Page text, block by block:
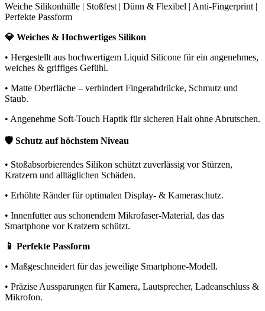
Weiche Silikonhülle | Stoßfest | Dünn & Flexibel | Anti-Fingerprint |
Perfekte Passform
💎 Weiches & Hochwertiges Silikon
• Hergestellt aus hochwertigem Liquid Silicone für ein angenehmes,
weiches & griffiges Gefühl.
• Matte Oberfläche – verhindert Fingerabdrücke, Schmutz und
Staub.
• Angenehme Soft-Touch Haptik für sicheren Halt ohne Abrutschen.
🛡️ Schutz auf höchstem Niveau
• Stoßabsorbierendes Silikon schützt zuverlässig vor Stürzen,
Kratzern und alltäglichen Schäden.
• Erhöhte Ränder für optimalen Display- & Kameraschutz.
• Innenfutter aus schonendem Mikrofaser-Material, das das
Smartphone vor Kratzern schützt.
📱 Perfekte Passform
• Maßgeschneidert für das jeweilige Smartphone-Modell.
• Präzise Aussparungen für Kamera, Lautsprecher, Ladeanschluss &
Mikrofon.